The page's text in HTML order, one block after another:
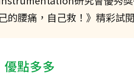
的腰痛，自己救！》精彩試閱
點多多